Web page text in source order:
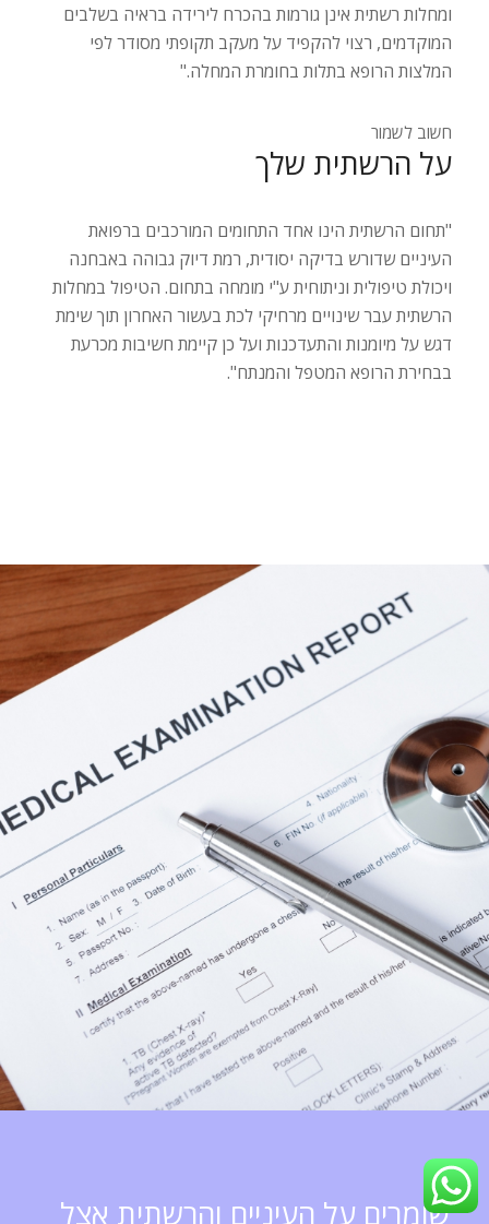
ומחלות רשתית אינן גורמות בהכרח לירידה בראיה בשלבים
המוקדמים, רצוי להקפיד על מעקב תקופתי מסודר לפי
המלצות הרופא בתלות בחומרת המחלה."
חשוב לשמור
על הרשתית שלך
"תחום הרשתית הינו אחד התחומים המורכבים ברפואת
העיניים שדורש בדיקה יסודית, רמת דיוק גבוהה באבחנה
ויכולת טיפולית וניתוחית ע"י מומחה בתחום. הטיפול במחלות
הרשתית עבר שינויים מרחיקי לכת בעשור האחרון תוך שימת
דגש על מיומנות והתעדכנות ועל כן קיימת חשיבות מכרעת
בבחירת הרופא המטפל והמנתח".
שומרים על העיניים והרשתית אצל